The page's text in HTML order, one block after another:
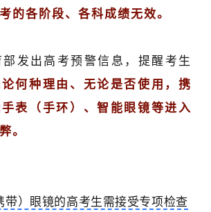
的各阶段、各科成绩无效。
发出高考预警信息，提醒考生
何种理由、无论是否使用，携
表
（手环）、智能眼镜等进入
。
带）眼镜的高考生需接受专项检查